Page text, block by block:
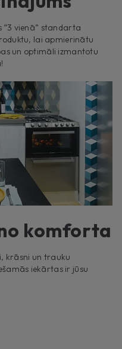
“3 vienā” standarta
lai apmierinātu
un optimāli izmantotu
komforta
krāsni un trauku
iekārtas ir jūsu